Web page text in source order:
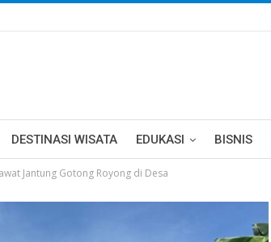
DESTINASI WISATA EDUKASI BISNIS
Jantung Gotong Royong di Desa